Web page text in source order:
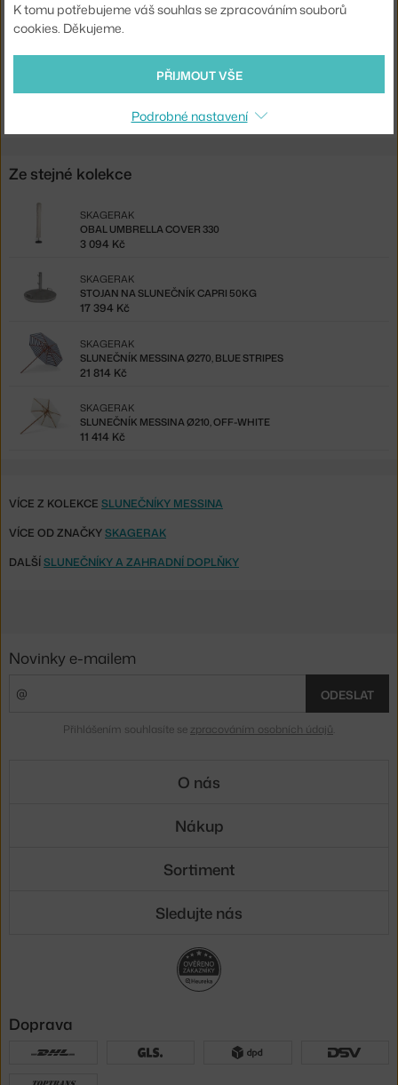
OBAL UMBRELLA COVER 330
SKAGERAK
Ze stejné kolekce
OBAL UMBRELLA COVER 330
SKAGERAK
3 094 Kč
STOJAN NA SLUNEČNÍK CAPRI 50KG
SKAGERAK
17 394 Kč
SLUNEČNÍK MESSINA Ø270, BLUE STRIPES
SKAGERAK
21 814 Kč
SLUNEČNÍK MESSINA Ø210, OFF-WHITE
SKAGERAK
11 414 Kč
VÍCE Z KOLEKCE SLUNEČNÍKY MESSINA
VÍCE OD ZNAČKYSKAGERAK
DALŠÍSLUNEČNÍKY A ZAHRADNÍ DOPLŇKY
K tomu potřebujeme váš souhlas se zpracováním souborů
cookies. Děkujeme.
PŘIJMOUT VŠE
Podrobné nastavení
Novinky e-mailem
ODESLAT
Přihlášením souhlasíte se zpracováním osobních údajů
O nás
Nákup
Sortiment
Sledujte nás
Doprava